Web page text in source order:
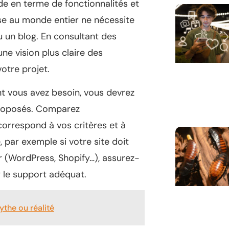
en terme de fonctionnalités et
au monde entier ne nécessite
un blog. En consultant des
vision plus claire des
projet.
avez besoin, vous devrez
Comparez
à vos critères et à
par exemple si votre site doit
Shopify…), assurez-
support adéquat.
ou réalité